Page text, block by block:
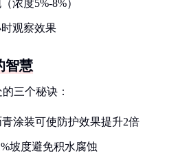
浓度5%-8%）
观察效果
智慧
三个秘诀：
青涂装可使防护效果提升2倍
坡度避免积水腐蚀